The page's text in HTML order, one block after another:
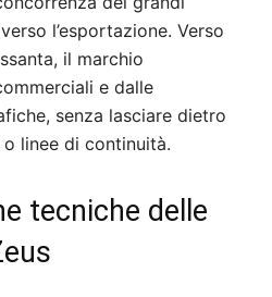
l’esportazione. Verso
il marchio
e dalle
senza lasciare dietro
linee di continuità.
tecniche delle